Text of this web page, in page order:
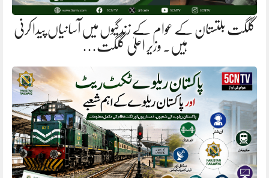
گلگت بلتستان کے عوام کے زندگیوں میں آسانیاں پیدا کرنی
ہیں. وزیر اعلیٰ گلگت…